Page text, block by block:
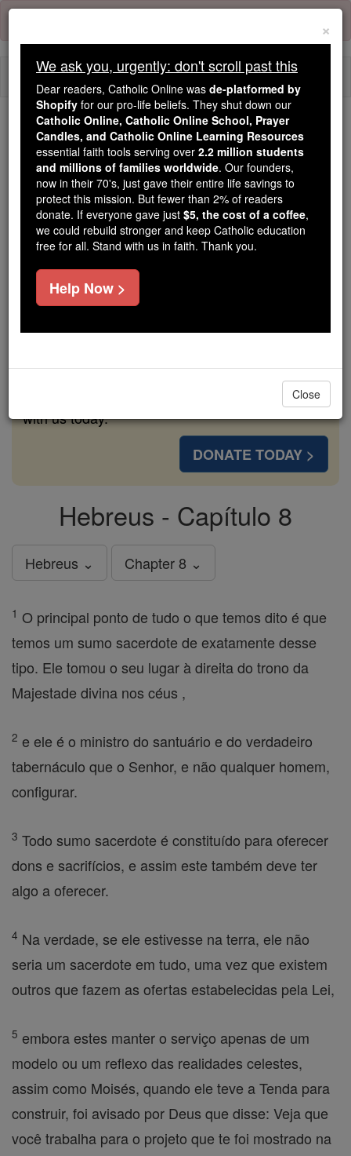
Skip
content
Because of You, 2.2 Million
Students Are Being Formed in the
Faith
Because of generous supporters like you,
Catholic Online School has already delivered
free, faithful Catholic education to over 2.2
million students across 193 countries. In an age
of noise and algorithms, you are helping form
souls with truth, prayer, Scripture, and Christ.
If everyone who reads this gave just $5 — the
families and keep this life-changing formation
free for all. Be Courageous. Be Catholic. Stand
with us today.
DONATE TODAY >
Hebreus - Capítulo 8
Hebreus ⌄ Chapter 8 ⌄
1 O principal ponto de tudo o que temos dito é que
temos um sumo sacerdote de exatamente desse
tipo. Ele tomou o seu lugar à direita do trono da
Majestade divina nos céus ,
2 e ele é o ministro do santuário e do verdadeiro
tabernáculo que o Senhor, e não qualquer homem,
configurar.
3 Todo sumo sacerdote é constituído para oferecer
dons e sacrifícios, e assim este também deve ter
algo a oferecer.
4 Na verdade, se ele estivesse na terra, ele não
seria um sacerdote em tudo, uma vez que existem
outros que fazem as ofertas estabelecidas pela Lei,
5 embora estes manter o serviço apenas de um
modelo ou um reflexo das realidades celestes,
assim como Moisés, quando ele teve a Tenda para
construir, foi avisado por Deus que disse: Veja que
você trabalha para o projeto que te foi mostrado na
×
We ask you, urgently: don't scroll past this
Dear readers, Catholic Online was de-platformed by
Shopify for our pro-life beliefs. They shut down our
Catholic Online, Catholic Online School, Prayer
Candles, and Catholic Online Learning Resources
essential faith tools serving over 2.2 million students
and millions of families worldwide. Our founders,
now in their 70's, just gave their entire life savings to
protect this mission. But fewer than 2% of readers
donate. If everyone gave just $5, the cost of a coffee,
we could rebuild stronger and keep Catholic education
free for all. Stand with us in faith. Thank you.
Help Now >
Close